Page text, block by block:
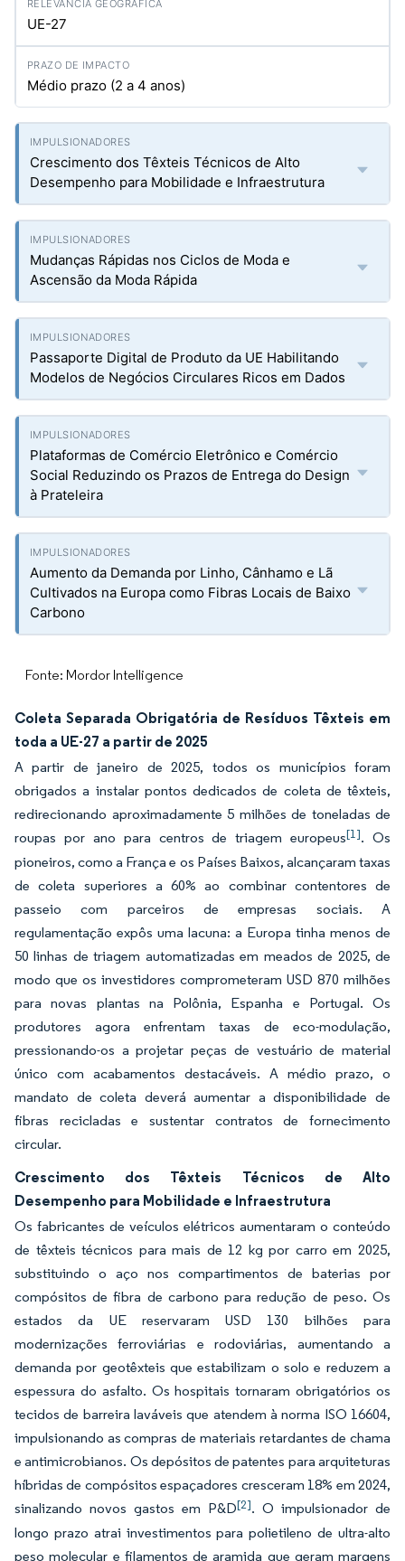
UE-27
Médio prazo (2 a 4 anos)
Crescimento dos Têxteis Técnicos de Alto
Desempenho para Mobilidade e Infraestrutura
Mudanças Rápidas nos Ciclos de Moda e
Ascensão da Moda Rápida
Passaporte Digital de Produto da UE Habilitando
Modelos de Negócios Circulares Ricos em Dados
Plataformas de Comércio Eletrônico e Comércio
Social Reduzindo os Prazos de Entrega do Design
à Prateleira
Aumento da Demanda por Linho, Cânhamo e Lã
Cultivados na Europa como Fibras Locais de Baixo
Carbono
Fonte: Mordor Intelligence
Coleta Separada Obrigatória de Resíduos Têxteis em
toda a UE-27 a partir de 2025
A partir de janeiro de 2025, todos os municípios foram
obrigados a instalar pontos dedicados de coleta de têxteis,
redirecionando aproximadamente 5 milhões de toneladas de
roupas por ano para centros de triagem europeus[1]. Os
pioneiros, como a França e os Países Baixos, alcançaram taxas
de coleta superiores a 60% ao combinar contentores de
passeio com parceiros de empresas sociais. A
regulamentação expôs uma lacuna: a Europa tinha menos de
50 linhas de triagem automatizadas em meados de 2025, de
modo que os investidores comprometeram USD 870 milhões
para novas plantas na Polônia, Espanha e Portugal. Os
produtores agora enfrentam taxas de eco-modulação,
pressionando-os a projetar peças de vestuário de material
único com acabamentos destacáveis. A médio prazo, o
mandato de coleta deverá aumentar a disponibilidade de
fibras recicladas e sustentar contratos de fornecimento
circular.
Crescimento dos Têxteis Técnicos de Alto
Desempenho para Mobilidade e Infraestrutura
Os fabricantes de veículos elétricos aumentaram o conteúdo
de têxteis técnicos para mais de 12 kg por carro em 2025,
substituindo o aço nos compartimentos de baterias por
compósitos de fibra de carbono para redução de peso. Os
estados da UE reservaram USD 130 bilhões para
modernizações ferroviárias e rodoviárias, aumentando a
demanda por geotêxteis que estabilizam o solo e reduzem a
espessura do asfalto. Os hospitais tornaram obrigatórios os
tecidos de barreira laváveis que atendem à norma ISO 16604,
impulsionando as compras de materiais retardantes de chama
e antimicrobianos. Os depósitos de patentes para arquiteturas
híbridas de compósitos espaçadores cresceram 18% em 2024,
sinalizando novos gastos em P&D[2]. O impulsionador de
longo prazo atrai investimentos para polietileno de ultra-alto
peso molecular e filamentos de aramida que geram margens